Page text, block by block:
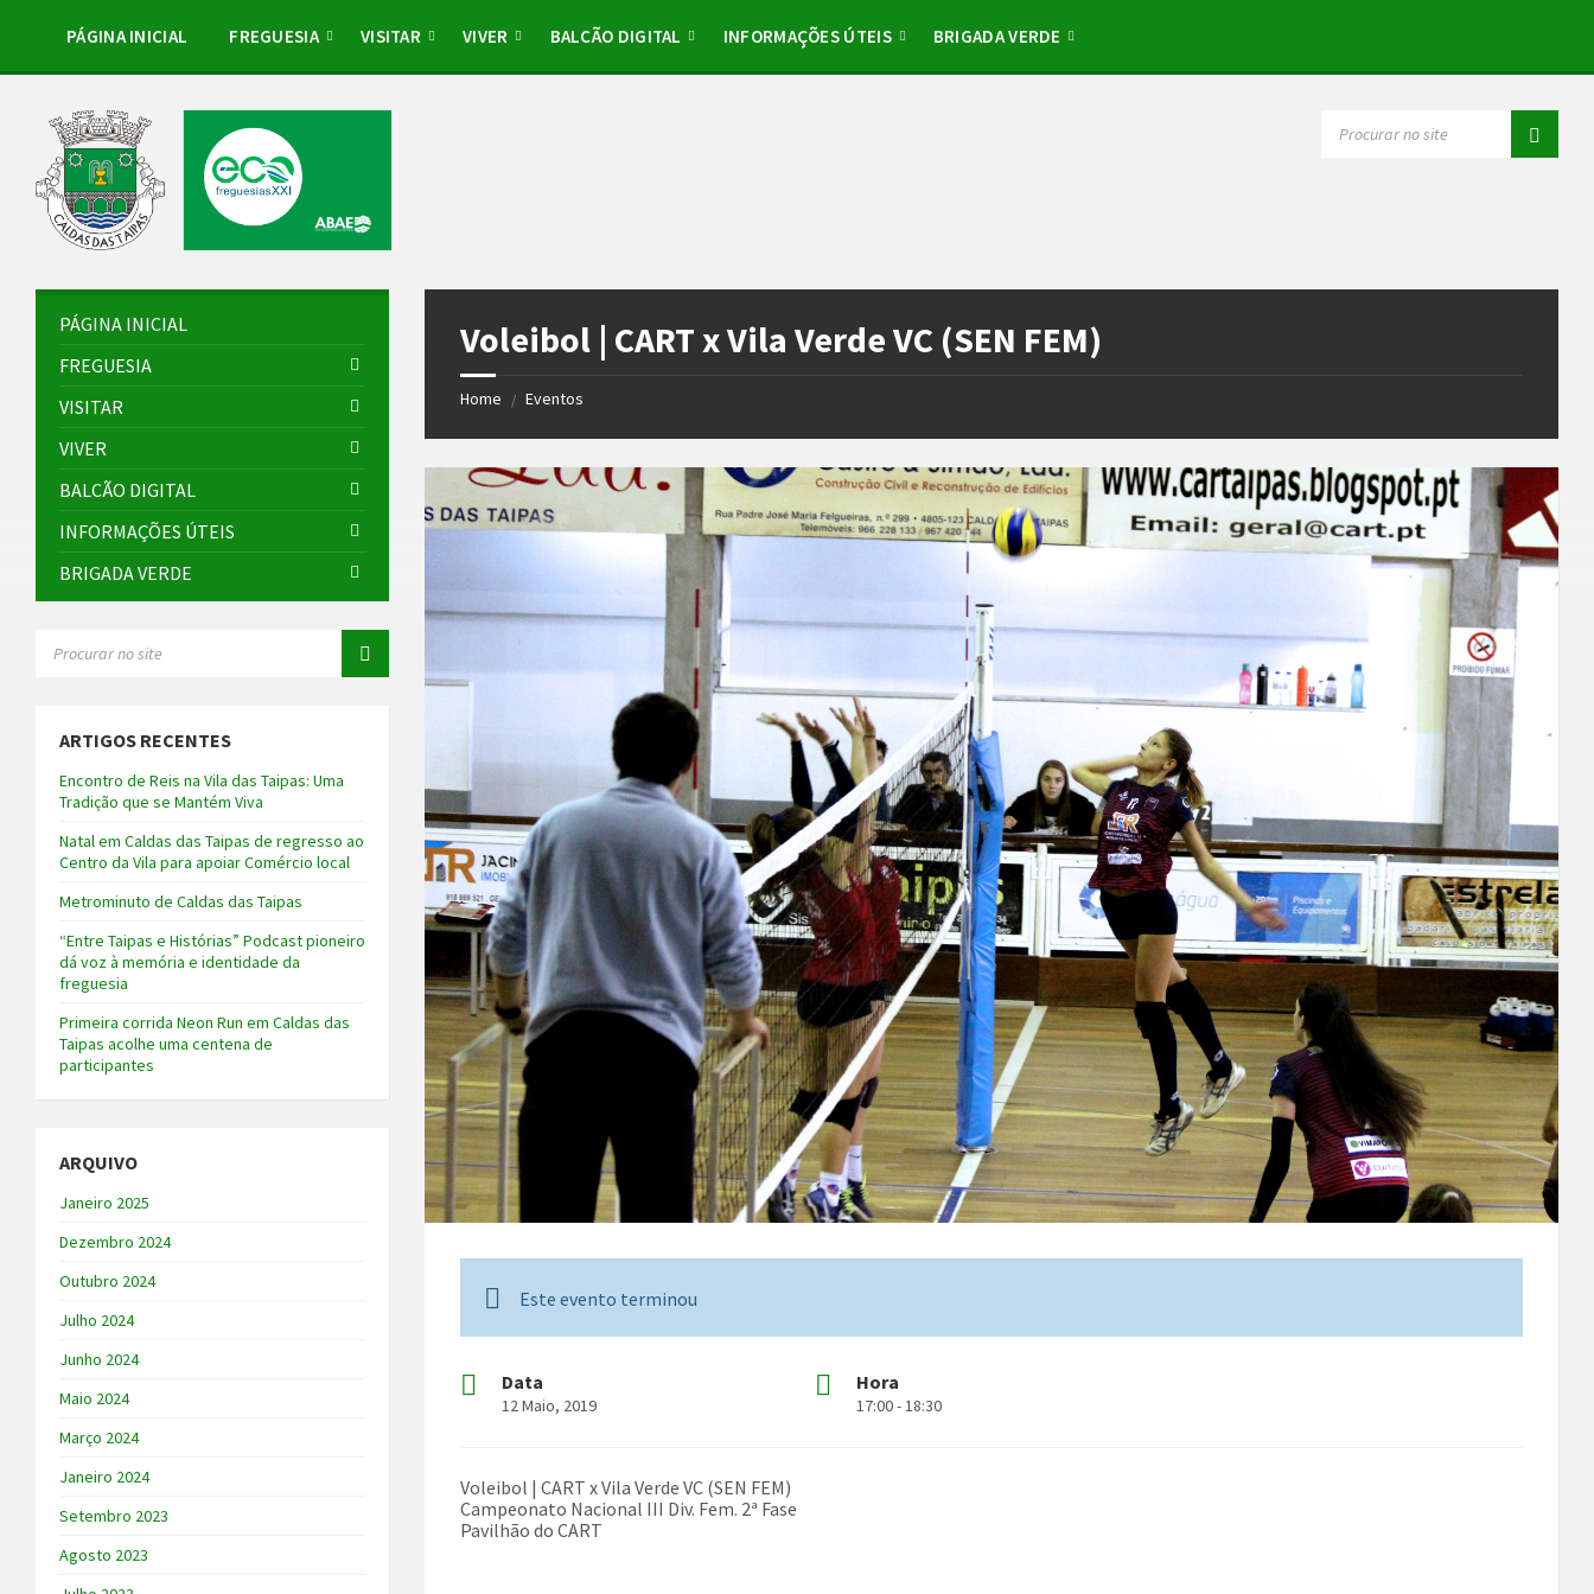
sidebar
PÁGINA INICIAL FREGUESIA VISITAR VIVER BALCÃO DIGITAL INFORMAÇÕES ÚTEIS BRIGADA VERDE
Voleibol | CART x Vila Verde VC (SEN FEM)
Home / Eventos
Este evento terminou
Data
12 Maio, 2019
Hora
17:00 - 18:30
Voleibol | CART x Vila Verde VC (SEN FEM)
Campeonato Nacional III Div. Fem. 2ª Fase
Pavilhão do CART
PÁGINA INICIAL
FREGUESIA
VISITAR
VIVER
BALCÃO DIGITAL
INFORMAÇÕES ÚTEIS
BRIGADA VERDE
ARTIGOS RECENTES
Encontro de Reis na Vila das Taipas: Uma
Tradição que se Mantém Viva
Natal em Caldas das Taipas de regresso ao
Centro da Vila para apoiar Comércio local
Metrominuto de Caldas das Taipas
“Entre Taipas e Histórias” Podcast pioneiro
dá voz à memória e identidade da
freguesia
Primeira corrida Neon Run em Caldas das
Taipas acolhe uma centena de
participantes
ARQUIVO
Janeiro 2025
Dezembro 2024
Outubro 2024
Julho 2024
Junho 2024
Maio 2024
Março 2024
Janeiro 2024
Setembro 2023
Agosto 2023